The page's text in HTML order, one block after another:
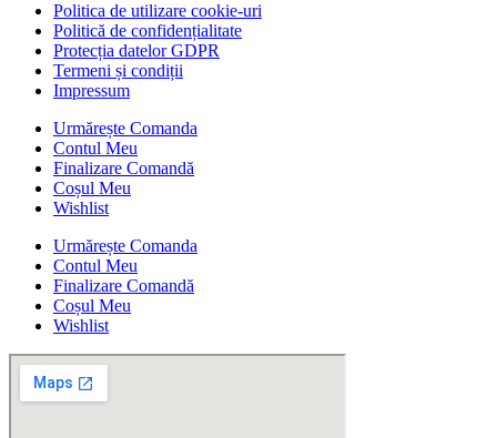
Politica de utilizare cookie-uri
Politică de confidențialitate
Protecția datelor GDPR
Termeni și condiții
Impressum
Urmărește Comanda
Contul Meu
Finalizare Comandă
Coșul Meu
Wishlist
Urmărește Comanda
Contul Meu
Finalizare Comandă
Coșul Meu
Wishlist